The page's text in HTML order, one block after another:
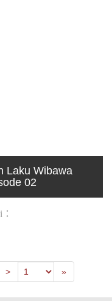
Laku Wibawa
02
>Previous »Last